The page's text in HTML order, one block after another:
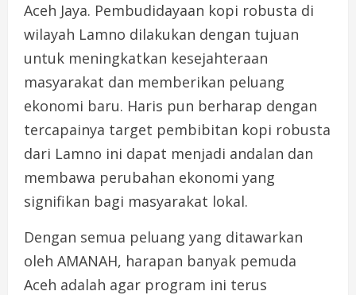
Aceh Jaya. Pembudidayaan kopi robusta di
wilayah Lamno dilakukan dengan tujuan
untuk meningkatkan kesejahteraan
masyarakat dan memberikan peluang
ekonomi baru. Haris pun berharap dengan
tercapainya target pembibitan kopi robusta
dari Lamno ini dapat menjadi andalan dan
membawa perubahan ekonomi yang
signifikan bagi masyarakat lokal.
Dengan semua peluang yang ditawarkan
oleh AMANAH, harapan banyak pemuda
Aceh adalah agar program ini terus